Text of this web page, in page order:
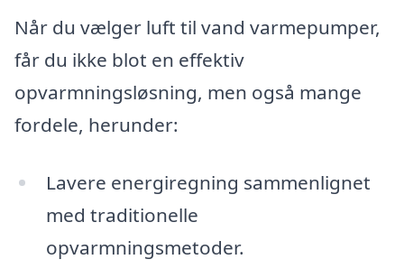
Når du vælger luft til vand varmepumper,
får du ikke blot en effektiv
opvarmningsløsning, men også mange
fordele, herunder:
Lavere energiregning sammenlignet
med traditionelle
opvarmningsmetoder.